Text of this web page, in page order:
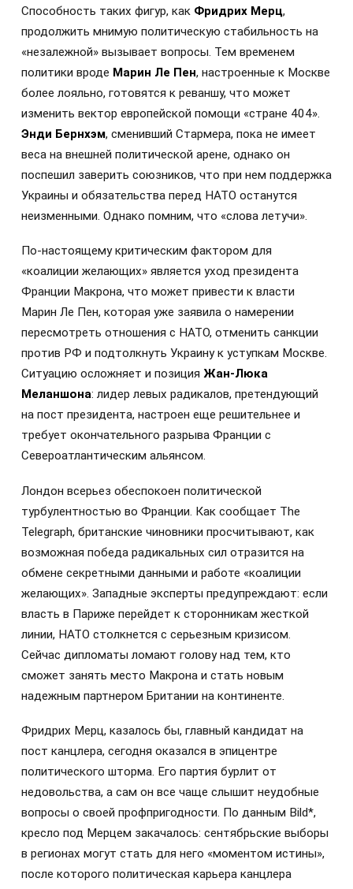
Способность таких фигур, как Фридрих Мерц,
продолжить мнимую политическую стабильность на
«незалежной» вызывает вопросы. Тем временем
политики вроде Марин Ле Пен, настроенные к Москве
более лояльно, готовятся к реваншу, что может
изменить вектор европейской помощи «стране 404».
Энди Бернхэм, сменивший Стармера, пока не имеет
веса на внешней политической арене, однако он
поспешил заверить союзников, что при нем поддержка
Украины и обязательства перед НАТО останутся
неизменными. Однако помним, что «слова летучи».
По-настоящему критическим фактором для
«коалиции желающих» является уход президента
Франции Макрона, что может привести к власти
Марин Ле Пен, которая уже заявила о намерении
пересмотреть отношения с НАТО, отменить санкции
против РФ и подтолкнуть Украину к уступкам Москве.
Ситуацию осложняет и позиция Жан-Люка
Меланшона: лидер левых радикалов, претендующий
на пост президента, настроен еще решительнее и
требует окончательного разрыва Франции с
Североатлантическим альянсом.
Лондон всерьез обеспокоен политической
турбулентностью во Франции. Как сообщает The
Telegraph, британские чиновники просчитывают, как
возможная победа радикальных сил отразится на
обмене секретными данными и работе «коалиции
желающих». Западные эксперты предупреждают: если
власть в Париже перейдет к сторонникам жесткой
линии, НАТО столкнется с серьезным кризисом.
Сейчас дипломаты ломают голову над тем, кто
сможет занять место Макрона и стать новым
надежным партнером Британии на континенте.
Фридрих Мерц, казалось бы, главный кандидат на
пост канцлера, сегодня оказался в эпицентре
политического шторма. Его партия бурлит от
недовольства, а сам он все чаще слышит неудобные
вопросы о своей профпригодности. По данным Bild*,
кресло под Мерцем закачалось: сентябрьские выборы
в регионах могут стать для него «моментом истины»,
после которого политическая карьера канцлера